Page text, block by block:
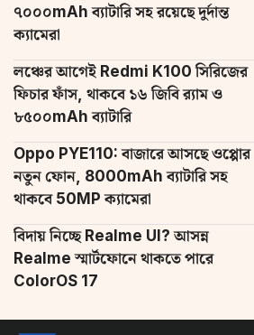
৭০০০mAh ব্যাটারি সহ রয়েছে দুর্দান্ত
ক্যামেরা
লঞ্চের আগেই Redmi K100 সিরিজের
ফিচার ফাঁস, থাকবে ১৬ জিবি র‌্যাম ও
৮৫০০mAh ব্যাটারি
Oppo PYE110: বাজারে আসছে ওপ্পোর
নতুন ফোন, 8000mAh ব্যাটারি সহ
থাকবে 50MP ক্যামেরা
বিদায় নিচ্ছে Realme UI? আসন্ন
Realme স্মার্টফোনে থাকতে পারে
ColorOS 17